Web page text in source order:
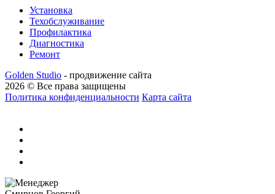
Установка
Техобслуживание
Профилактика
Диагностика
Ремонт
Golden Studio - продвижение сайта
2026 © Все права защищены
Политика конфиденциальности Карта сайта